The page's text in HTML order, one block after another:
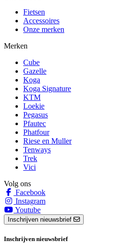
Fietsen
Accessoires
Onze merken
Merken
Cube
Gazelle
Koga
Koga Signature
KTM
Loekie
Pegasus
Pfautec
Phatfour
Riese en Muller
Tenways
Trek
Vici
Volg ons
Facebook
Instagram
Youtube
Inschrijven nieuwsbrief
Inschrijven nieuwsbrief